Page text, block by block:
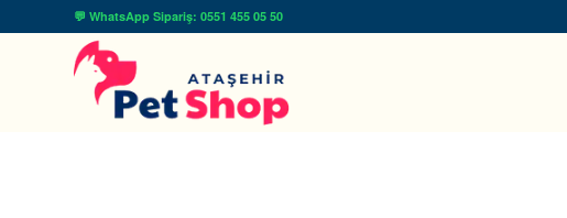
💬 WhatsApp Sipariş: 0551 455 05 50